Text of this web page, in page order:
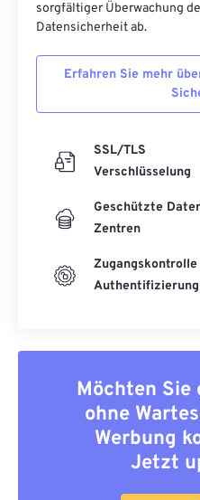
sorgfältiger Überwachung
Datensicherheit ab.
Erfahren Sie mehr
SSL/TLS
Verschlüsselung
Geschützte
Zentren
Zugangskontrolle
Authentifizierung
Möchten Sie
ohne
Werbung
Jetzt